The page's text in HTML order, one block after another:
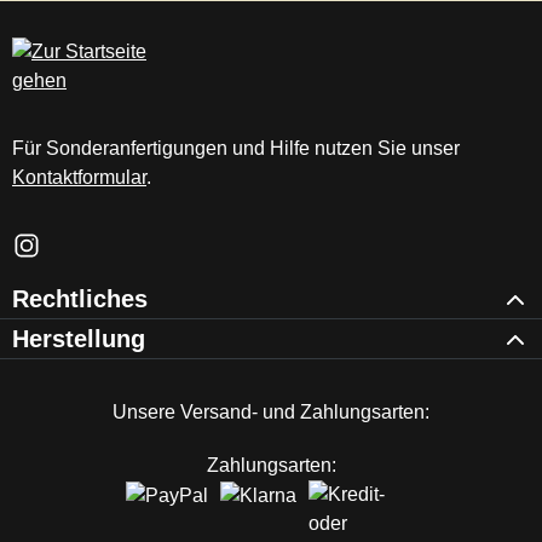
Für Sonderanfertigungen und Hilfe nutzen Sie unser
Kontaktformular.
Schau auf Instagram vorbei – öffnet in neuem Tab (externer
Rechtliches
Herstellung
Unsere Versand- und Zahlungsarten:
Zahlungsarten: